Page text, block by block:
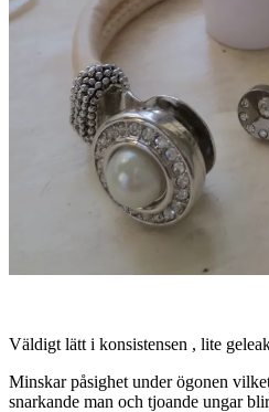
Väldigt lätt i konsistensen , lite
Minskar påsighet under ögonen
snarkande man och tjoande ungar